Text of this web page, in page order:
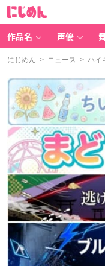
作品名 声優
にじめん > ニュース > ハイ